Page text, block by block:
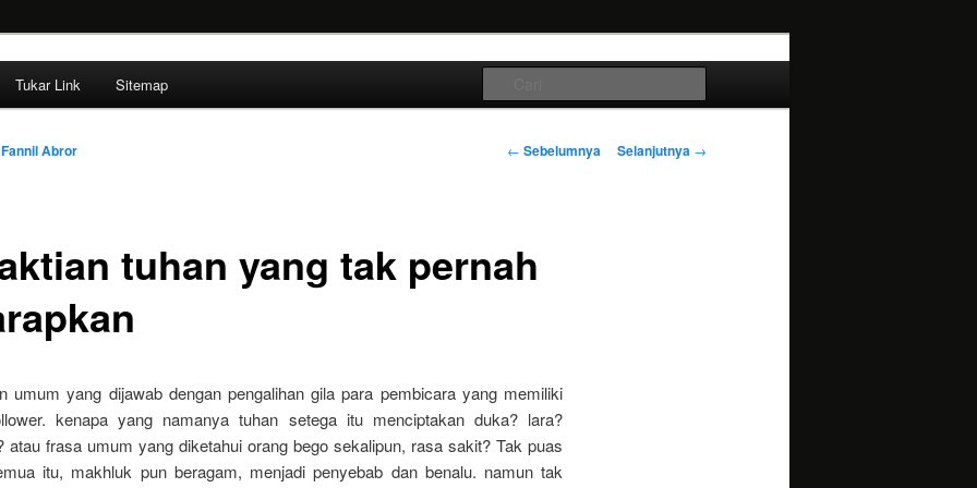
Tukar Link Sitemap
Navigasi
← Sebelumnya Selanjutnya →
tuhan yang tak pernah
Fannil Abror
umum yang dijawab dengan pengalihan gila para pembicara yang memiliki
kenapa yang namanya tuhan setega itu menciptakan duka? lara?
atau frasa umum yang diketahui orang bego sekalipun, rasa sakit? Tak puas
itu, makhluk pun beragam, menjadi penyebab dan benalu. namun tak